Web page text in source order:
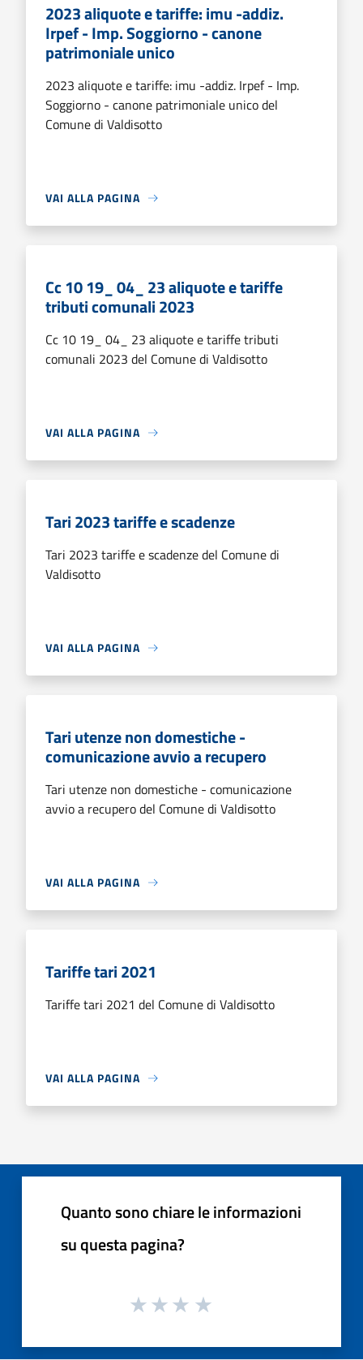
2023 aliquote e tariffe: imu -addiz.
Irpef - Imp. Soggiorno - canone
patrimoniale unico
2023 aliquote e tariffe: imu -addiz. Irpef - Imp.
Soggiorno - canone patrimoniale unico del
Comune di Valdisotto
VAI ALLA PAGINA
Cc 10 19_ 04_ 23 aliquote e tariffe
tributi comunali 2023
Cc 10 19_ 04_ 23 aliquote e tariffe tributi
comunali 2023 del Comune di Valdisotto
VAI ALLA PAGINA
Tari 2023 tariffe e scadenze
Tari 2023 tariffe e scadenze del Comune di
Valdisotto
VAI ALLA PAGINA
Tari utenze non domestiche -
comunicazione avvio a recupero
Tari utenze non domestiche - comunicazione
avvio a recupero del Comune di Valdisotto
VAI ALLA PAGINA
Tariffe tari 2021
Tariffe tari 2021 del Comune di Valdisotto
VAI ALLA PAGINA
Quanto sono chiare le informazioni
su questa pagina?